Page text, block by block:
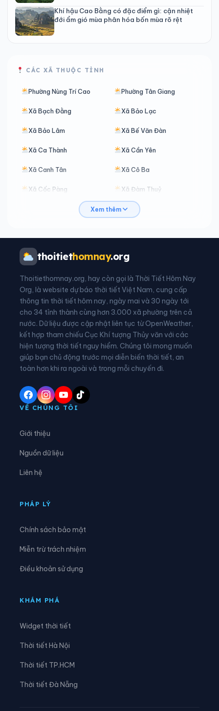
Khí hậu Cao Bằng có đặc điểm gì: cận nhiệt
đới ẩm gió mùa phân hóa bốn mùa rõ rệt
CÁC XÃ THUỘC TỈNH
Phường Nùng Trí Cao Phường Tân Giang
Xã Bạch Đằng Xã Bảo Lạc
Xã Bảo Lâm Xã Bế Văn Đàn
Xã Ca Thành Xã Cần Yên
Xã Canh Tân Xã Cô Ba
Xã Cốc Pàng Xã Đàm Thuỷ
Xã Đoài Dương
Xã Đức Long
Xã Hà Quảng
Xã Hòa An Xã Hưng Đạo
Xã Huy Giáp Xã Khánh Xuân
Xã Kim Đồng Xã Lũng Nặm
Xã Lý Bôn Xã Lý Quốc
Xã Minh Khai Xã Minh Tâm
Xã Nam Quang
Xã Nguyên Bình
Xã Tam Kim
Xã Vinh Quý
Xem thêm
thoitiethomnay.org
Thoitiethomnay.org, hay còn gọi là Thời Tiết Hôm Nay
Org, là website dự báo thời tiết Việt Nam, cung cấp
thông tin thời tiết hôm nay, ngày mai và 30 ngày tới
cho 34 tỉnh thành cùng hơn 3.000 xã phường trên cả
nước. Dữ liệu được cập nhật liên tục từ OpenWeather,
kết hợp tham chiếu Cục Khí tượng Thủy văn với các
hiện tượng thời tiết nguy hiểm. Chúng tôi mong muốn
giúp bạn chủ động trước mọi diễn biến thời tiết, an
toàn hơn khi ra ngoài và trong mỗi chuyến đi.
VỀ CHÚNG TÔI
Giới thiệu
Nguồn dữ liệu
Liên hệ
PHÁP LÝ
Chính sách bảo mật
Miễn trừ trách nhiệm
Điều khoản sử dụng
KHÁM PHÁ
Widget thời tiết
Thời tiết Hà Nội
Thời tiết TP.HCM
Thời tiết Đà Nẵng